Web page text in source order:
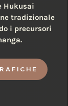
Hukusai
tradizionale
i precursori